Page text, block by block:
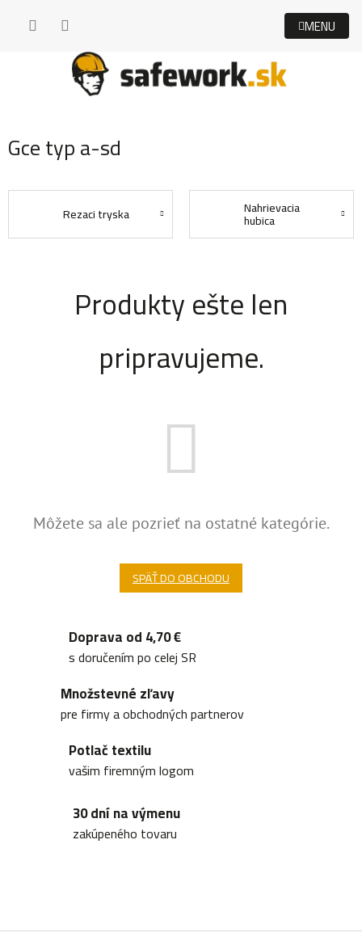
Gce typ a-sd
Rezaci tryska Nahrievacia
hubica
Produkty ešte len
pripravujeme.
Môžete sa ale pozrieť na ostatné kategórie.
SPÄŤ DO OBCHODU
Doprava od 4,70 €
s doručením po celej SR
Množstevné zľavy
pre firmy a obchodných partnerov
Potlač textilu
vašim firemným logom
30 dní na výmenu
zakúpeného tovaru